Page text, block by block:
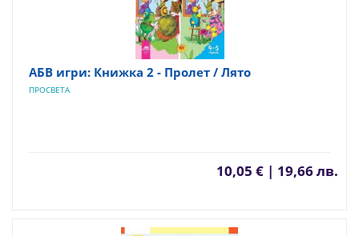
АБВ игри: Книжка 2 - Пролет / Лято
ПРОСВЕТА
10,05 € | 19,66 лв.